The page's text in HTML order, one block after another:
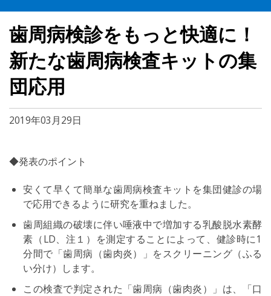
歯周病検診をもっと快適に！
新たな歯周病検査キットの集
団応用
2019年03月29日
◆発表のポイント
安くて早くて簡単な歯周病検査キットを集団健診の場
で応用できるように研究を重ねました。
歯周組織の破壊に伴い唾液中で増加する乳酸脱水素酵
素（LD、注１）を測定することによって、健診時に1
分間で「歯周病（歯肉炎）」をスクリーニング（ふる
い分け）します。
この検査で判定された「歯周病（歯肉炎）」は、「口